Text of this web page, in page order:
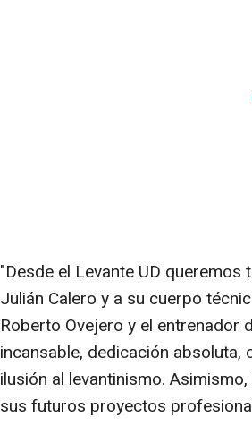
"Desde el Levante UD
Julián Calero y a su cuerpo
Roberto Ovejero y el
incansable, dedicación
ilusión al levantinismo.
sus futuros proyectos